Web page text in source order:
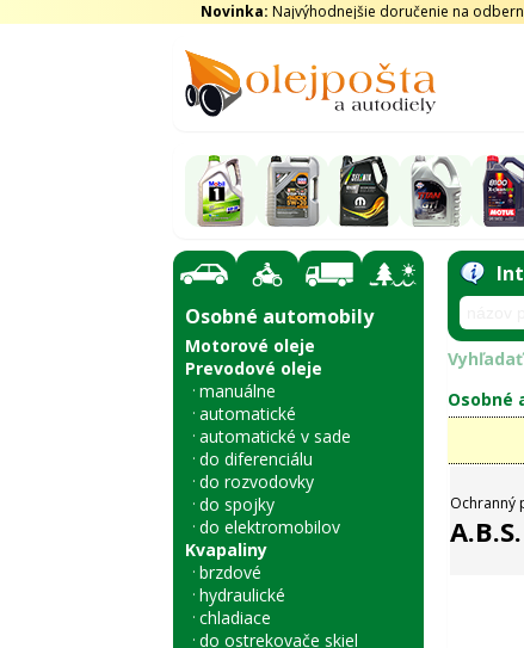
Novinka: Najvýhodnejšie doručenie na
Osobné automobily
Motorové oleje
Prevodové oleje
manuálne
automatické
automatické v sade
do diferenciálu
do rozvodovky
do spojky
do elektromobilov
Kvapaliny
brzdové
hydraulické
chladiace
do ostrekovače skiel
Osobné
Ochranný